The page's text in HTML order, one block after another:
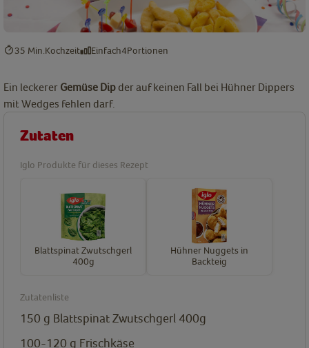
35 Min. Kochzeit Einfach4Portionen
Ein leckerer Gemüse Dip der auf keinen Fall bei Hühner Dippers
mit Wedges fehlen darf.
Zutaten
Iglo Produkte für dieses Rezept
Blattspinat Zwutschgerl
400g
Hühner Nuggets in
Backteig
Zutatenliste
150 g Blattspinat Zwutschgerl 400g
100-120 g Frischkäse